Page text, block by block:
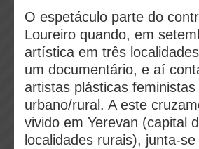
O espetáculo parte do
Loureiro quando, em
artística em três
um documentário, e aí
artistas plásticas
urbano/rural. A este
vivido em Yerevan (capital
localidades rurais), junta-